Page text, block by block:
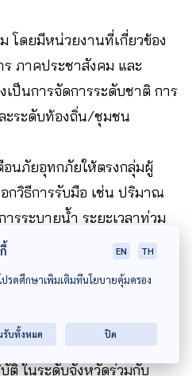
โดยมีหน่วยงานที่เกี่ยวข้อง
ภาคประชาสังคม และ
ป็นการจัดการระดับชาติ การ
ะระดับท้องถิ่น/ชุมชน
นภัยอุทกภัยให้ตรงกลุ่มผู้
กวิธีการรับมือ เช่น ปริมาณ
รระบายน้ำ ระยะเวลาท่วม
อภัยพิบัติดินโคลนถล่ม และ
กับภัยพิบัติ
จจัดทำแผนที่ “ความเปราะ
ติ ในระดับจังหวัดร่วมกับ
EN TH
ปรดศึกษาเพิ่มเติมที่นโยบายคุ้มครอง
รับทั้งหมด ปิด